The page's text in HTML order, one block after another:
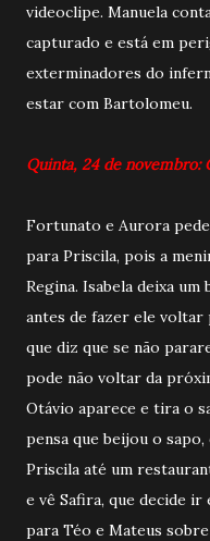
videoclipe. Manuela
capturado e está em
exterminadores do
estar com Bartolomeu.
Quinta, 24 de novembro:
Fortunato e Aurora
para Priscila, pois a
Regina. Isabela deixa
antes de fazer ele voltar
que diz que se não
pode não voltar da
Otávio aparece e tira o
pensa que beijou o
Priscila até um
e vê Safira, que decide
para Téo e Mateus